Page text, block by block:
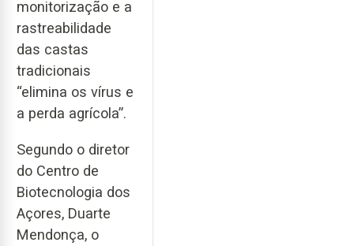
monitorização e a
rastreabilidade
das castas
tradicionais
“elimina os vírus e
a perda agrícola”.
Segundo o diretor
do Centro de
Biotecnologia dos
Açores, Duarte
Mendonça, o